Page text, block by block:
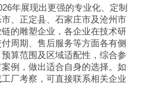
年展现出更强的专业化、定制
、正定县、石家庄市及沧州市
的雕塑企业，各企业在技术研
周期、售后服务等方面各有侧
算范围及区域适配性，综合参
例，做出适合自身的选择。如
厂考察，可直接联系相关企业